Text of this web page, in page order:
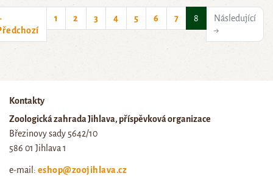
1 2 3 4 5 6 7 8 (current)Následující
→
Kontakty
Zoologická zahrada Jihlava, příspěvková organizace
Březinovy sady 5642/10
586 01 Jihlava 1
e-mail: eshop@zoojihlava.cz